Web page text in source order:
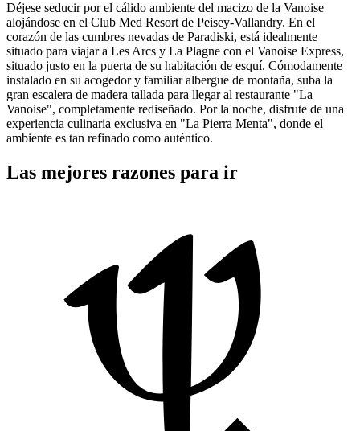
Déjese seducir por el cálido ambiente del macizo de la Vanoise
alojándose en el Club Med Resort de Peisey-Vallandry. En el
corazón de las cumbres nevadas de Paradiski, está idealmente
situado para viajar a Les Arcs y La Plagne con el Vanoise Express,
situado justo en la puerta de su habitación de esquí. Cómodamente
instalado en su acogedor y familiar albergue de montaña, suba la
gran escalera de madera tallada para llegar al restaurante "La
Vanoise", completamente rediseñado. Por la noche, disfrute de una
experiencia culinaria exclusiva en "La Pierra Menta", donde el
ambiente es tan refinado como auténtico.
Las mejores razones para ir